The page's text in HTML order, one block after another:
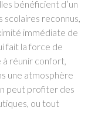
bénéficient d’un
scolaires reconnus,
immédiate de
fait la force de
à réunir confort,
une atmosphère
peut profiter des
ou tout